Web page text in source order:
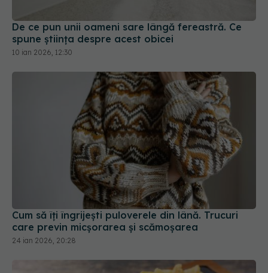
10 ian 2026, 12:30
Cum să îți îngrijești puloverele din lână. Trucuri
care previn micșorarea și scămoșarea
24 ian 2026, 20:28